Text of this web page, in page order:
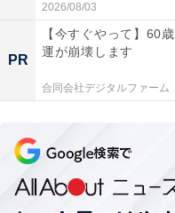
お酒以外のセットも充
す。販売前の今のうち
夏のハッピーボックス
2026/08/03
PR
【今すぐやって】60
運が崩壊します
合同会社デジタルファーム